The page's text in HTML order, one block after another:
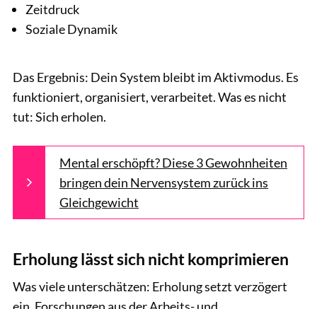
Zeitdruck
Soziale Dynamik
Das Ergebnis: Dein System bleibt im Aktivmodus. Es
funktioniert, organisiert, verarbeitet. Was es nicht
tut: Sich erholen.
Mental erschöpft? Diese 3 Gewohnheiten
bringen dein Nervensystem zurück ins
Gleichgewicht
Erholung lässt sich nicht komprimieren
Was viele unterschätzen: Erholung setzt verzögert